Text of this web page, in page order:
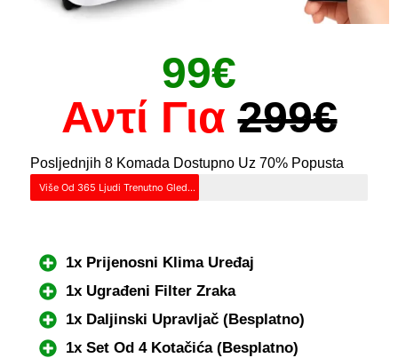
99€
Αντί Για 299€
Posljednjih 8 Komada Dostupno Uz 70% Popusta
Više Od 365 Ljudi Trenutno Gleda Ovaj Proizvod – Požuri Prije Nego Što Se Rasproda!
1x Prijenosni Klima Uređaj
1x Ugrađeni Filter Zraka
1x Daljinski Upravljač (Besplatno)
1x Set Od 4 Kotačića (Besplatno)